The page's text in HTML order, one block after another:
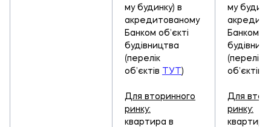
му будинку) в
акредитованому
Банком об’єкті
будівництва
(перелік
об’єктів ТУТ)
Для вторинного
ринку:
квартира в
му
Банком
(перелік
об’єктів
Для
ринку:
квартира